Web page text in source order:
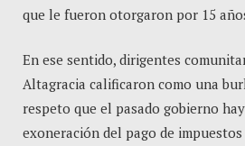
que le fueron otorgaron por 15
En ese sentido, dirigentes
Altagracia calificaron como una
respeto que el pasado gobierno
exoneración del pago de